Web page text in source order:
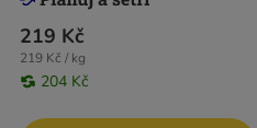
219 Kč
219 Kč / kg
204 Kč